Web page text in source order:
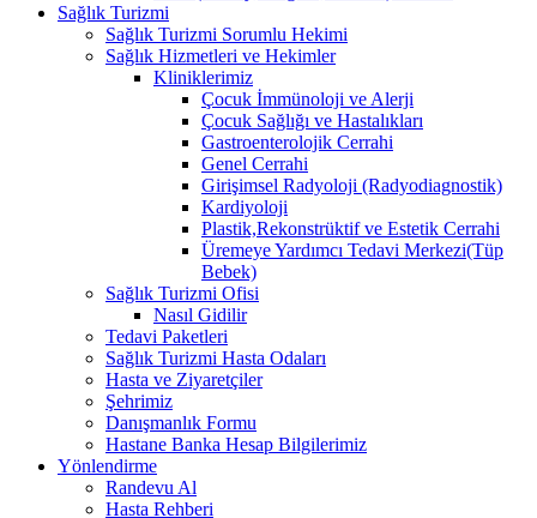
Sağlık Turizmi
Sağlık Turizmi Sorumlu Hekimi
Sağlık Hizmetleri ve Hekimler
Kliniklerimiz
Çocuk İmmünoloji ve Alerji
Çocuk Sağlığı ve Hastalıkları
Gastroenterolojik Cerrahi
Genel Cerrahi
Girişimsel Radyoloji (Radyodiagnostik)
Kardiyoloji
Plastik,Rekonstrüktif ve Estetik Cerrahi
Üremeye Yardımcı Tedavi Merkezi(Tüp
Bebek)
Sağlık Turizmi Ofisi
Nasıl Gidilir
Tedavi Paketleri
Sağlık Turizmi Hasta Odaları
Hasta ve Ziyaretçiler
Şehrimiz
Danışmanlık Formu
Hastane Banka Hesap Bilgilerimiz
Yönlendirme
Randevu Al
Hasta Rehberi